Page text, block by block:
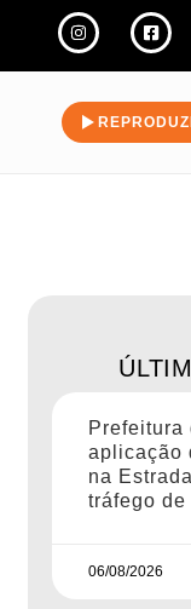
Prefeitura
aplicação
na
tráfego
06/08/2026